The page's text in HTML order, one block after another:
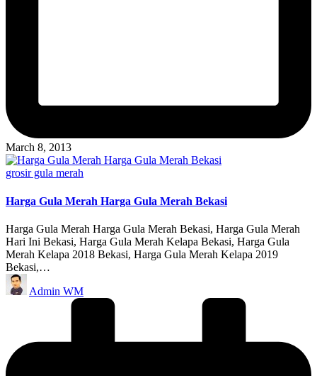
March 8, 2013
Posted
grosir gula merah
Harga Gula Merah Harga Gula Merah Bekasi
Harga Gula Merah Harga Gula Merah Bekasi, Harga Gula Merah
Hari Ini Bekasi, Harga Gula Merah Kelapa Bekasi, Harga Gula
Merah Kelapa 2018 Bekasi, Harga Gula Merah Kelapa 2019
Bekasi,…
Posted
by
Admin WM